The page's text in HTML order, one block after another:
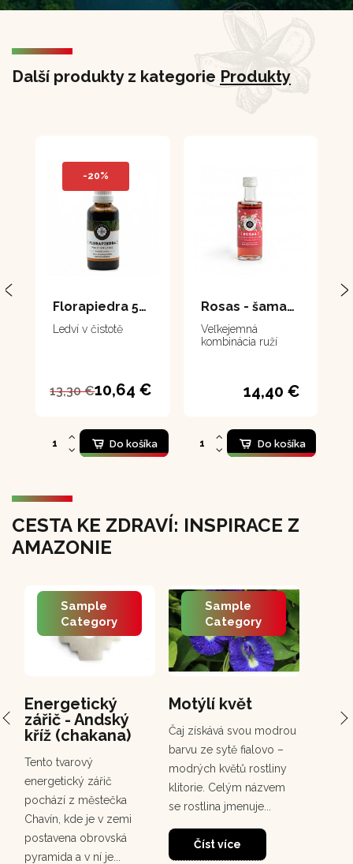
Další produkty z kategorie Produkty
-20%
Florapiedra 50 ml
Ledví v čistotě
13,30 €10,64 €
Do košíka
Rosas - šamanská esencia z ruží 40 ml
Veľkejemná
kombinácia ruží
14,40 €
Do košíka
CESTA KE ZDRAVÍ: INSPIRACE Z
AMAZONIE
Energetický
zářič - Andský
kříž (chakana)
Sample
Category
Tento tvarový
energetický zářič
pochází z městečka
Chavín, kde je v zemi
postavena obrovská
pyramida a v ní je...
Motýlí květ
Sample
Category
Čaj získává svou modrou
barvu ze sytě fialovo –
modrých květů rostliny
klitorie. Celým názvem
se rostlina jmenuje...
Číst více